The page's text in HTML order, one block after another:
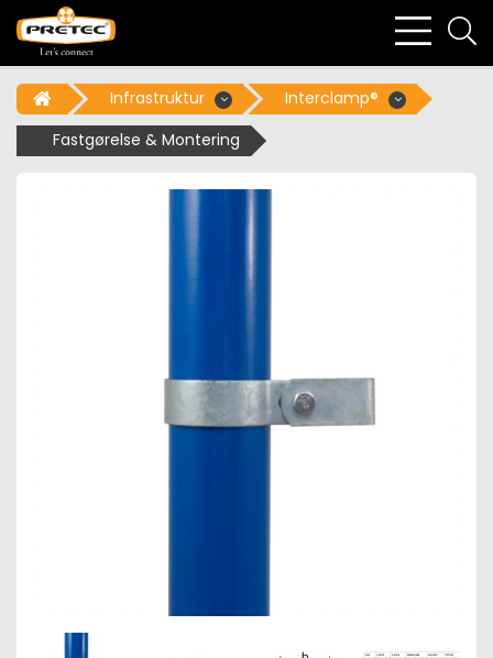
bars
Infrastruktur
Interclamp®
Fastgørelse & Montering